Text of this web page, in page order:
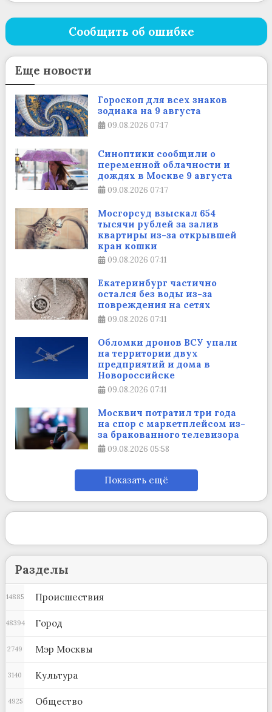
Сообщить об ошибке
Еще новости
Гороскоп для всех знаков
зодиака на 9 августа
09.08.2026 07:17
Синоптики сообщили о
переменной облачности и
дождях в Москве 9 августа
09.08.2026 07:17
Мосгорсуд взыскал 654
тысячи рублей за залив
квартиры из-за открывшей
кран кошки
09.08.2026 07:11
Екатеринбург частично
остался без воды из-за
повреждения на сетях
09.08.2026 07:11
Обломки дронов ВСУ упали
на территории двух
предприятий и дома в
Новороссийске
09.08.2026 07:11
Москвич потратил три года
на спор с маркетплейсом из-
за бракованного телевизора
09.08.2026 05:58
Показать ещё
Разделы
Происшествия
14885
Город
48394
Мэр Москвы
2749
Культура
3140
Общество
4925